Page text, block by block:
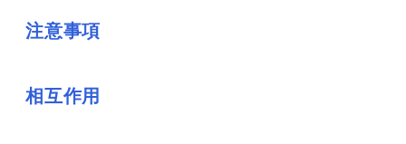
注意事項
相互作用